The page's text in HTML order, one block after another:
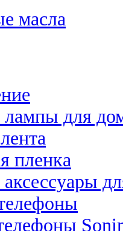
масла
для
пленка